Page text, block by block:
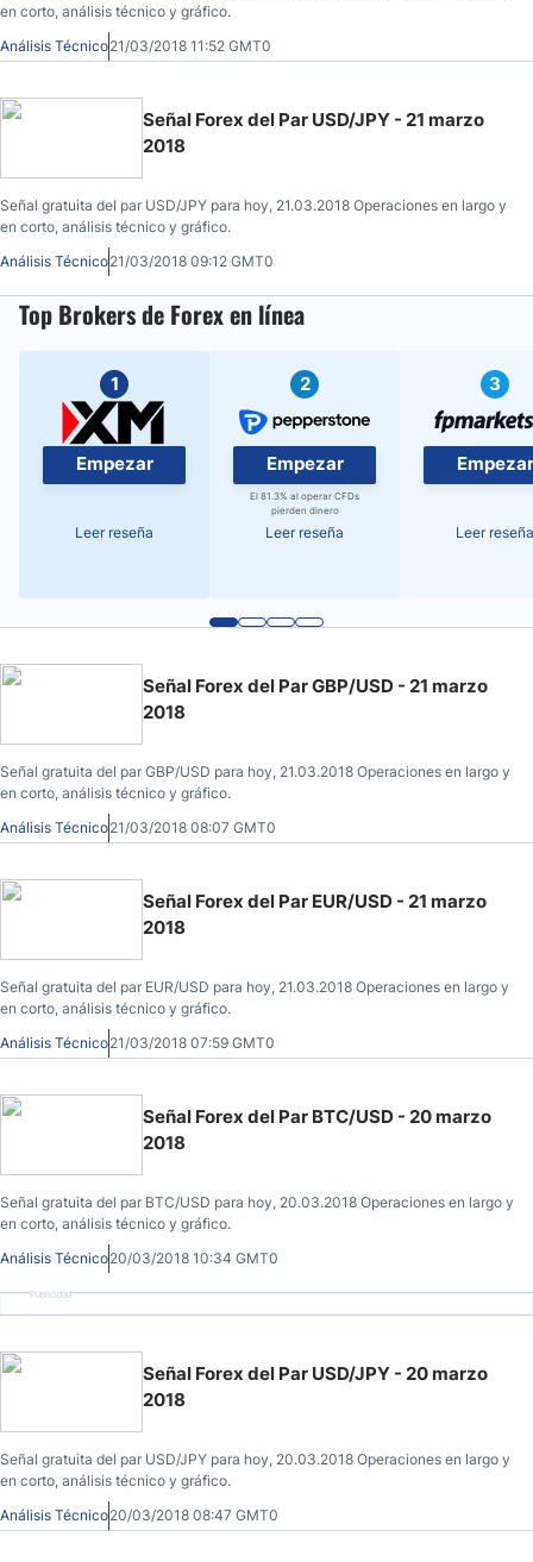
en corto, análisis técnico y gráfico.
Análisis Técnico21/03/2018 11:52 GMT0
Señal Forex del Par USD/JPY - 21 marzo
2018
Señal gratuita del par USD/JPY para hoy, 21.03.2018 Operaciones en largo y
en corto, análisis técnico y gráfico.
Análisis Técnico21/03/2018 09:12 GMT0
Top Brokers de Forex en línea
1
Empezar
Leer reseña
2
Empezar
El 81.3% al operar CFDs
pierden dinero
Leer reseña
3
Empezar
Leer reseña
Señal Forex del Par GBP/USD - 21 marzo
2018
Señal gratuita del par GBP/USD para hoy, 21.03.2018 Operaciones en largo y
en corto, análisis técnico y gráfico.
Análisis Técnico21/03/2018 08:07 GMT0
Señal Forex del Par EUR/USD - 21 marzo
2018
Señal gratuita del par EUR/USD para hoy, 21.03.2018 Operaciones en largo y
en corto, análisis técnico y gráfico.
Análisis Técnico21/03/2018 07:59 GMT0
Señal Forex del Par BTC/USD - 20 marzo
2018
Señal gratuita del par BTC/USD para hoy, 20.03.2018 Operaciones en largo y
en corto, análisis técnico y gráfico.
Análisis Técnico20/03/2018 10:34 GMT0
Publicidad
Señal Forex del Par USD/JPY - 20 marzo
2018
Señal gratuita del par USD/JPY para hoy, 20.03.2018 Operaciones en largo y
en corto, análisis técnico y gráfico.
Análisis Técnico20/03/2018 08:47 GMT0